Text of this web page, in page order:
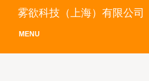
雾欲科技（上海）有限公司
MENU